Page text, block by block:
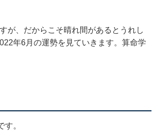
が、だからこそ晴れ間があるとうれし
年6月の運勢を見ていきます。算命学
。